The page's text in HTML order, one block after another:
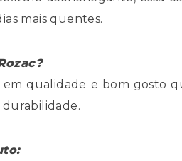
mais quentes.
qualidade e bom gosto